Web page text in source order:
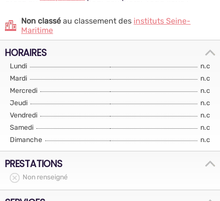
Non classé au classement des instituts Seine-
Maritime
HORAIRES
Lundi
n.c
Mardi
n.c
Mercredi
n.c
Jeudi
n.c
Vendredi
n.c
Samedi
n.c
Dimanche
n.c
PRESTATIONS
Non renseigné